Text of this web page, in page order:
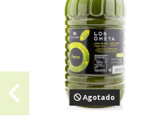
Agotado